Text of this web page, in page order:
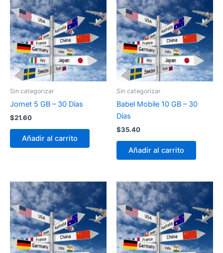
Sin categorizar
Jornet 5 GB – 30 Días
$21.60
Añadir al carrito
Sin categorizar
Babel Mobile 10 GB – 30
Días
$35.40
Añadir al carrito